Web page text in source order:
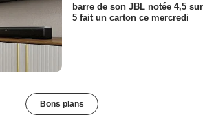
barre de son JBL notée 4,5 sur
5 fait un carton ce mercredi
Bons plans